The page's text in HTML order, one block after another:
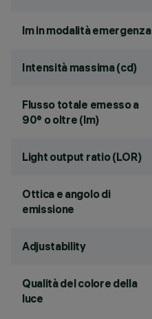
lm in modalità emergenza
Intensità massima (cd)
Flusso totale emesso a
90° o oltre (lm)
Light output ratio (LOR)
Ottica e angolo di
emissione
Adjustability
Qualità del colore della
luce